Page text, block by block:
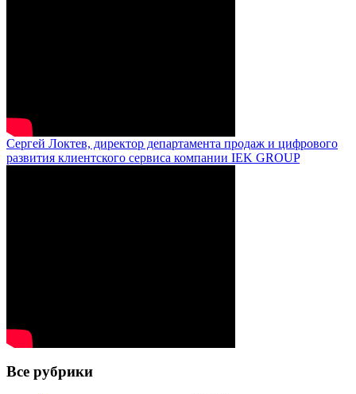
Сергей Локтев, директор департамента продаж и цифрового
развития клиентского сервиса компании IEK GROUP
Все рубрики